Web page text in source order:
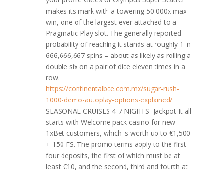
makes its mark with a towering 50,000x max
win, one of the largest ever attached to a
Pragmatic Play slot. The generally reported
probability of reaching it stands at roughly 1 in
666,666,667 spins – about as likely as rolling a
double six on a pair of dice eleven times in a
row.
https://continentalbce.com.mx/sugar-rush-
1000-demo-autoplay-options-explained/
SEASONAL CRUISES 4-7 NIGHTS Jackpot It all
starts with Welcome pack casino for new
1xBet customers, which is worth up to €1,500
+ 150 FS. The promo terms apply to the first
four deposits, the first of which must be at
least €10, and the second, third and fourth at